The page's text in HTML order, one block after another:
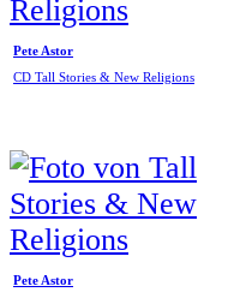
Pete Astor
CD Tall Stories & New Religions
Pete Astor